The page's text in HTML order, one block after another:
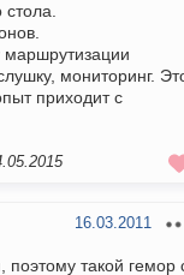
маршрутизации
мониторинг.
приходит с
16.03.2011
поэтому такой гемор